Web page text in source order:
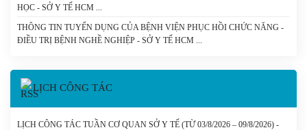
HỌC - SỞ Y TẾ HCM
THÔNG TIN TUYỂN DỤNG CỦA BỆNH VIỆN PHỤC HỒI CHỨC NĂNG -
ĐIỀU TRỊ BỆNH NGHỀ NGHIỆP - SỞ Y TẾ HCM
LỊCH CÔNG TÁC
LỊCH CÔNG TÁC TUẦN CƠ QUAN SỞ Y TẾ (TỪ 03/8/2026 – 09/8/2026) -